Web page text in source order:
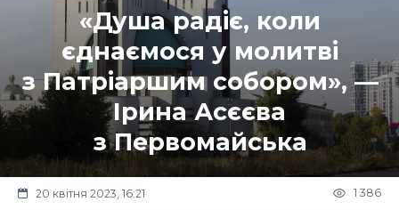
«Душа радіє, коли
єднаємося у молитві
з Патріаршим собором», —
Ірина Асєєва
з Первомайська
20 квітня 2023, 16:21 1 386